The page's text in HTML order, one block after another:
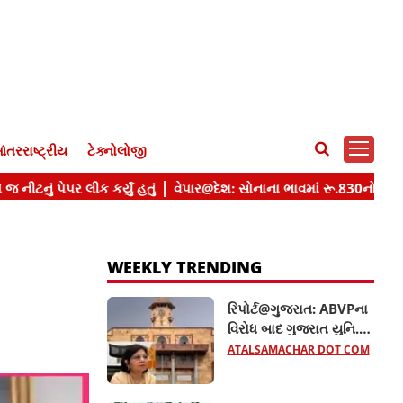
ટેક્નોલોજી
WEEKLY TRENDING
રિપોર્ટ@ગુજરાત: ABVPના
વિરોધ બાદ ગુજરાત યુનિ.ના
10 હોદ્દેદારો સસ્પેન્ડ, જાણો
ATALSAMACHAR DOT COM